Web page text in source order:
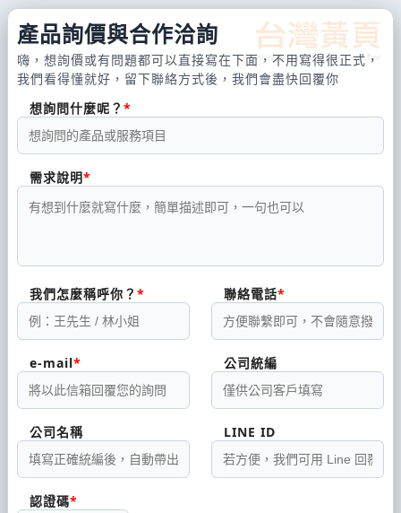
產品詢價與合作洽詢
嗨，想詢價或有問題都可以直接寫在下面，不用寫得很正式，
我們看得懂就好，留下聯絡方式後，我們會盡快回覆你
想詢問什麼呢？
需求說明
我們怎麼稱呼你？ 聯絡電話
e-mail 公司統編
公司名稱 LINE ID
認證碼